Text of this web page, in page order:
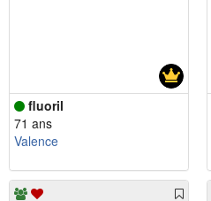
fluoril
71 ans
Valence